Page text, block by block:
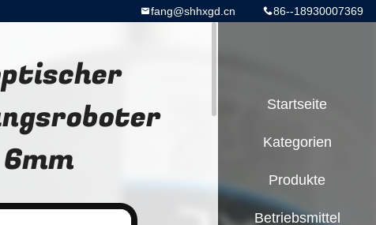
86--18930007369
fang@shhxgd.cn
Startseite
Kategorien
Produkte
Betriebsmittel